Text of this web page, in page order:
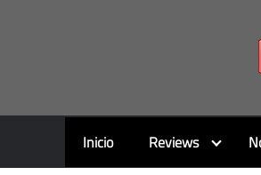
Inicio Reviews